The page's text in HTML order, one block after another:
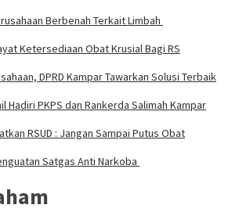
Berbenah Terkait Limbah
Ketersediaan Obat Krusial Bagi RS
DPRD Kampar Tawarkan Solusi Terbaik
Hadiri PKPS dan Rankerda Salimah Kampar
RSUD : Jangan Sampai Putus Obat
Satgas Anti Narkoba